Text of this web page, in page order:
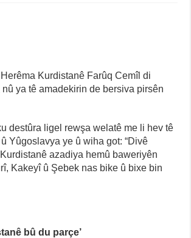
Kurdistanê Farûq Cemîl di
ya tê amadekirin de bersiva pirsên
destûra ligel rewşa welatê me li hev tê
Yûgoslavya ye û wiha got: “Divê
azadiya hemû baweriyên
Kakeyî û Şebek nas bike û bixe bin
bû du parçe’